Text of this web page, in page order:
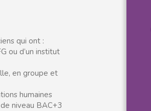
qui ont :
ou d’un institut
en groupe et
humaines
niveau BAC+3